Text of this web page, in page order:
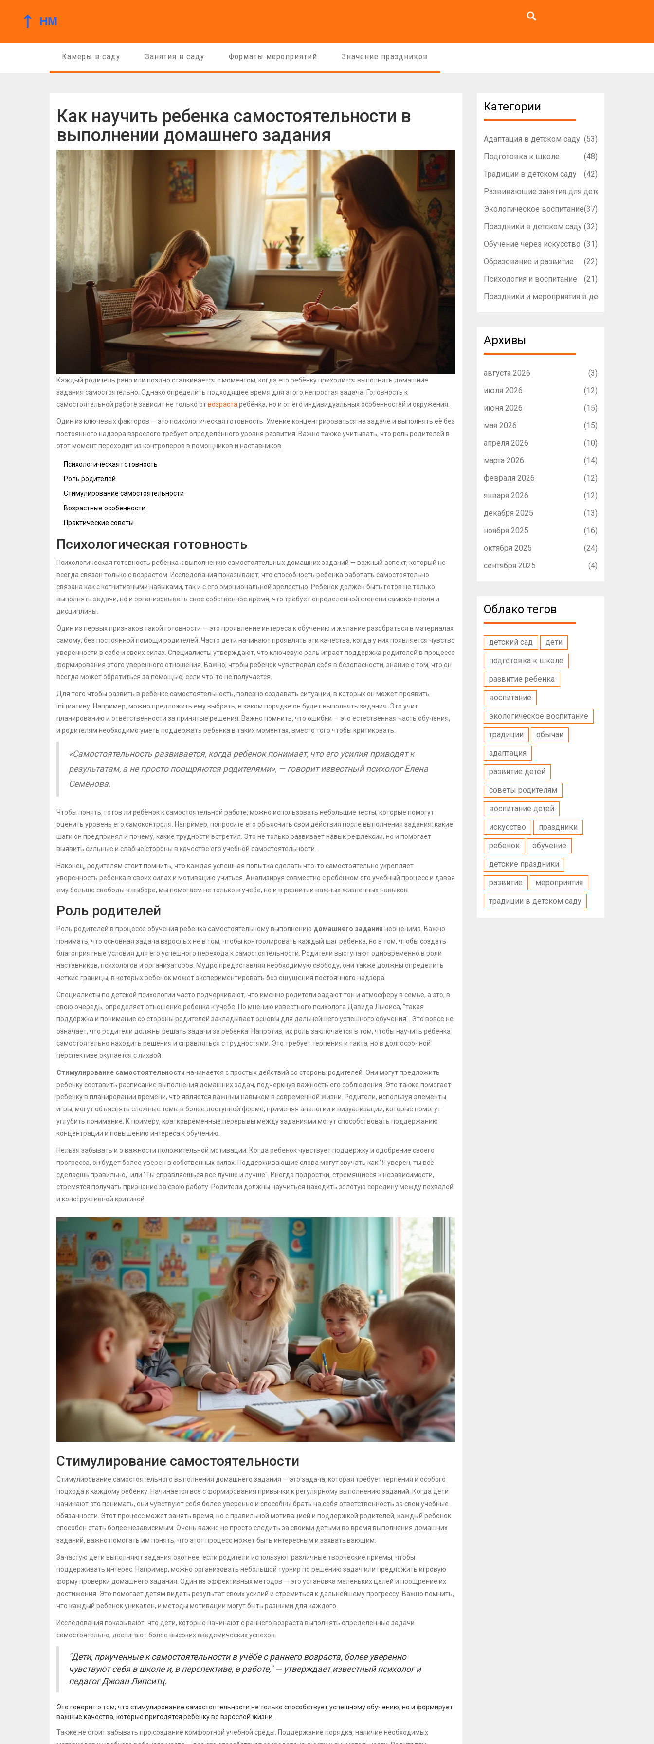
Камеры в саду Занятия в саду Форматы мероприятий Значение праздников
Как научить ребенка самостоятельности в
выполнении домашнего задания
Каждый родитель рано или поздно сталкивается с моментом, когда его ребёнку приходится выполнять домашние
задания самостоятельно. Однако определить подходящее время для этого непростая задача. Готовность к
самостоятельной работе зависит не только отвозраста ребёнка, но и от его индивидуальных особенностей и окружения.
Один из ключевых факторов — это психологическая готовность. Умение концентрироваться на задаче и выполнять её без
постоянного надзора взрослого требует определённого уровня развития. Важно также учитывать, что роль родителей в
этот момент переходит из контролеров в помощников и наставников.
Психологическая готовность
Роль родителей
Стимулирование самостоятельности
Возрастные особенности
Практические советы
Психологическая готовность
Психологическая готовность ребёнка к выполнению самостоятельных домашних заданий — важный аспект, который не
всегда связан только с возрастом. Исследования показывают, что способность ребенка работать самостоятельно
связана как с когнитивными навыками, так и с его эмоциональной зрелостью. Ребёнок должен быть готов не только
выполнять задачи, но и организовывать свое собственное время, что требует определенной степени самоконтроля и
дисциплины.
Один из первых признаков такой готовности — это проявление интереса к обучению и желание разобраться в материалах
самому, без постоянной помощи родителей. Часто дети начинают проявлять эти качества, когда у них появляется чувство
уверенности в себе и своих силах. Специалисты утверждают, что ключевую роль играет поддержка родителей в процессе
формирования этого уверенного отношения. Важно, чтобы ребёнок чувствовал себя в безопасности, знание о том, что он
всегда может обратиться за помощью, если что-то не получается.
Для того чтобы развить в ребёнке самостоятельность, полезно создавать ситуации, в которых он может проявить
iniциативу. Например, можно предложить ему выбрать, в каком порядке он будет выполнять задания. Это учит
планированию и ответственности за принятые решения. Важно помнить, что ошибки — это естественная часть обучения,
и родителям необходимо уметь поддержать ребенка в таких моментах, вместо того чтобы критиковать.
«Самостоятельность развивается, когда ребенок понимает, что его усилия приводят к
результатам, а не просто поощряются родителями», — говорит известный психолог Елена
Семёнова.
Чтобы понять, готов ли ребёнок к самостоятельной работе, можно использовать небольшие тесты, которые помогут
оценить уровень его самоконтроля. Например, попросите его объяснить свои действия после выполнения задания: какие
шаги он предпринял и почему, какие трудности встретил. Это не только развивает навык рефлексии, но и помогает
выявить сильные и слабые стороны в качестве его учебной самостоятельности.
Наконец, родителям стоит помнить, что каждая успешная попытка сделать что-то самостоятельно укрепляет
уверенность ребенка в своих силах и мотивацию учиться. Анализируя совместно с ребёнком его учебный процесс и давая
ему больше свободы в выборе, мы помогаем не только в учебе, но и в развитии важных жизненных навыков.
Роль родителей
Роль родителей в процессе обучения ребенка самостоятельному выполнению домашнего задания неоценима. Важно
понимать, что основная задача взрослых не в том, чтобы контролировать каждый шаг ребенка, но в том, чтобы создать
благоприятные условия для его успешного перехода к самостоятельности. Родители выступают одновременно в роли
наставников, психологов и организаторов. Мудро предоставляя необходимую свободу, они также должны определить
четкие границы, в которых ребенок может экспериментировать без ощущения постоянного надзора.
Специалисты по детской психологии часто подчеркивают, что именно родители задают тон и атмосферу в семье, а это, в
свою очередь, определяет отношение ребенка к учебе. По мнению известного психолога Давида Льюиса, "такая
поддержка и понимание со стороны родителей закладывает основы для дальнейшего успешного обучения". Это вовсе не
означает, что родители должны решать задачи за ребенка. Напротив, их роль заключается в том, чтобы научить ребенка
самостоятельно находить решения и справляться с трудностями. Это требует терпения и такта, но в долгосрочной
перспективе окупается с лихвой.
Стимулирование самостоятельности начинается с простых действий со стороны родителей. Они могут предложить
ребенку составить расписание выполнения домашних задач, подчеркнув важность его соблюдения. Это также помогает
ребенку в планировании времени, что является важным навыком в современной жизни. Родители, используя элементы
игры, могут объяснять сложные темы в более доступной форме, применяя аналогии и визуализации, которые помогут
углубить понимание. К примеру, кратковременные перерывы между заданиями могут способствовать поддержанию
концентрации и повышению интереса к обучению.
Нельзя забывать и о важности положительной мотивации. Когда ребенок чувствует поддержку и одобрение своего
прогресса, он будет более уверен в собственных силах. Поддерживающие слова могут звучать как "Я уверен, ты всё
сделаешь правильно," или "Ты справляешься всё лучше и лучше". Иногда подростки, стремящиеся к независимости,
стремятся получать признание за свою работу. Родители должны научиться находить золотую середину между похвалой
и конструктивной критикой.
Стимулирование самостоятельности
Стимулирование самостоятельного выполнения домашнего задания — это задача, которая требует терпения и особого
подхода к каждому ребёнку. Начинается всё с формирования привычки к регулярному выполнению заданий. Когда дети
начинают это понимать, они чувствуют себя более уверенно и способны брать на себя ответственность за свои учебные
обязанности. Этот процесс может занять время, но с правильной мотивацией и поддержкой родителей, каждый ребенок
способен стать более независимым. Очень важно не просто следить за своими детьми во время выполнения домашних
заданий, важно помогать им понять, что этот процесс может быть интересным и захватывающим.
Зачастую дети выполняют задания охотнее, если родители используют различные творческие приемы, чтобы
поддерживать интерес. Например, можно организовать небольшой турнир по решению задач или предложить игровую
форму проверки домашнего задания. Один из эффективных методов — это установка маленьких целей и поощрение их
достижения. Это помогает детям видеть результат своих усилий и стремиться к дальнейшему прогрессу. Важно помнить,
что каждый ребенок уникален, и методы мотивации могут быть разными для каждого.
Исследования показывают, что дети, которые начинают с раннего возраста выполнять определенные задачи
самостоятельно, достигают более высоких академических успехов.
"Дети, приученные к самостоятельности в учёбе с раннего возраста, более уверенно
чувствуют себя в школе и, в перспективе, в работе," — утверждает известный психолог и
педагог Джоан Липситц.
Это говорит о том, что стимулирование самостоятельности не только способствует успешному обучению, но и формирует
важные качества, которые пригодятся ребёнку во взрослой жизни.
Также не стоит забывать про создание комфортной учебной среды. Поддержание порядка, наличие необходимых
Категории
Адаптация в детском саду (53)
Подготовка к школе
(48)
Традиции в детском саду
(42)
Развивающие занятия для детей
Экологическое воспитание(37)
Праздники в детском саду (32)
Обучение через искусство (31)
Образование и развитие
(22)
Психология и воспитание
(21)
Праздники и мероприятия в детском садике
Архивы
августа 2026
(3)
июля 2026
(12)
июня 2026
(15)
мая 2026
(15)
апреля 2026
(10)
марта 2026
(14)
февраля 2026
(12)
января 2026
(12)
декабря 2025
(13)
ноября 2025
(16)
октября 2025
(24)
сентября 2025
(4)
Облако тегов
детский сад
дети
подготовка к школе
развитие ребенка
воспитание
экологическое воспитание
традиции
обычаи
адаптация
развитие детей
советы родителям
воспитание детей
искусство
праздники
ребенок
обучение
детские праздники
развитие
мероприятия
традиции в детском саду